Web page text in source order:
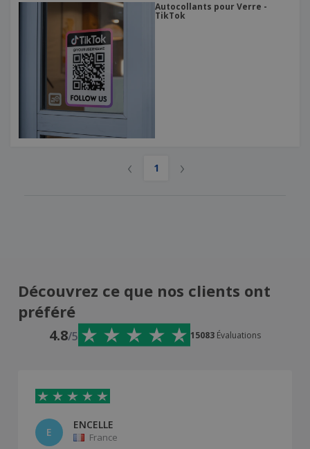
Autocollants pour Verre -
TikTok
‹ 1 ›
Découvrez ce que nos clients ont
préféré
4.8/5 15083 Évaluations
E
ENCELLE
France